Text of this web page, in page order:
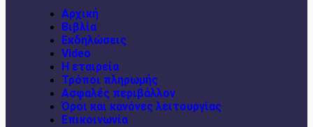
Αρχική
Βιβλία
Εκδηλώσεις
Video
Η εταιρεία
Τρόποι πληρωμής
Ασφαλές περιβάλλον
Όροι και κανόνες λειτουργίας
Επικοινωνία